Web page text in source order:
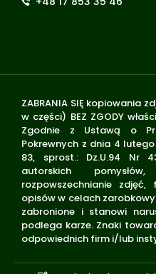
ZABRANIA SIĘ kopiowania
w części) BEZ ZGODY
Zgodnie z Ustawą o
Pokrewnych z dnia 4
83, sprost.: Dz.U.94 Nr
autorskich
rozpowszechnianie
opisów w celach
zabronione i stanowi
podlega karze. Znaki
odpowiednich firm i/lub